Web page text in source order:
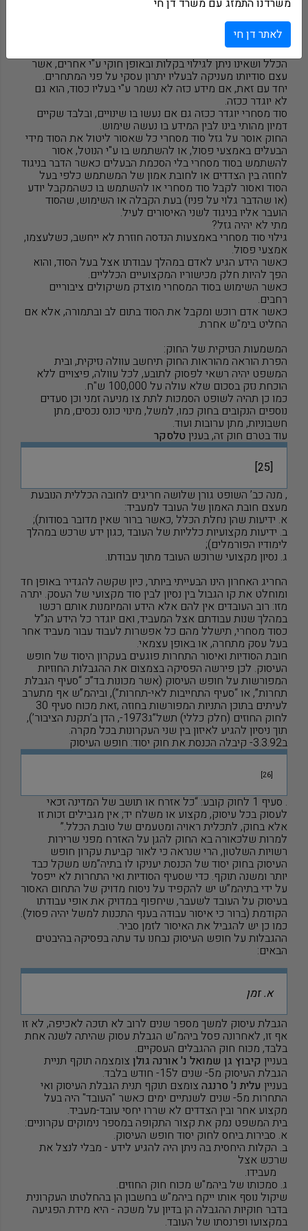
גזל סוד מסחרי:
"סוד מסחרי" מוגדר בחוק כמידע עסקי מכל סוג שאינו נחלת
הכלל ושאינו ניתן לגילוי בקלות ובאופן חוקי ע"י אחרים, אשר
עצם סודיותו מעניקה לבעליו יתרון עסקי על פני המתחרים.
יחד עם זאת, אם מידע כזה לא נשמר ע"י בעליו כסוד, הוא גם
לא יוגדר ככזה.
סוד מסחרי יוגדר ככזה גם אם נעשו בו שינויים, ובלבד שקיים
דמיון מהותי בינו לבין המידע בו נעשה שימוש.
החוק אוסר על גזל סוד מסחרי כל שאסור ליטול את הסוד מידי
הבעלים באמצעי פסול, או להשתמש בו ע"י הנוטל, אסור
להשתמש בסוד מסחרי בלי הסכמת הבעלים כאשר הדבר בניגוד
לחוזה בין הצדדים או לחובת אמון של המשתמש כלפי בעל
הסוד ואסור לקבל סוד מסחרי או להשתמש בו כשהמקבל יודע
(או שהדבר גלוי על פניו) בעת הקבלה או השימוש, שהסוד
הועבר אליו בניגוד לשני האיסורים לעיל.
מתי לא יהיה גזל?
גילוי סוד מסחרי באמצעות הנדסה חוזרת לא ייחשב, כשלעצמו,
אמצעי פסול.
כאשר הידע הגיע לאדם במהלך עבודתו אצל בעל הסוד, והוא
הפך להיות חלק מכישוריו המקצועיים הכלליים.
כאשר השימוש בסוד המסחרי מוצדק משיקולים ציבוריים
רחבים.
כאשר אדם רוכש ומקבל את הסוד בתום לב ובתמורה, אלא אם
החליט בימ"ש אחרת.
המשמעות הנזיקית של החוק:
הפרת הוראה מהוראות החוק תיחשב עוולה נזיקית, ובית
המשפט יהיה רשאי לפסוק לתובע, לכל עוולה, פיצויים ללא
הוכחת נזק בסכום שלא עולה על 100,000 ש"ח.
כמו כן תהיה לשופט הסמכות לתת צו מניעה זמני וכן סעדים
נוספים הנקובים בחוק כמו, למשל, מינוי כונס נכסים, מתן
חשבוניות, מתן ערובות ועוד.
עוד בטרם חוק זה, בענין טלסקר
[25]
, מנה כב’ השופט גורן שלושה חריגים לחובה הכללית הנובעת
מעצם חובת האמון של העובד למעביד:
א. ידיעות שהן נחלת הכלל ,כאשר ברור שאין מדובר בסודות);
ב. ידיעות מקצועיות כלליות של העובד ,כגון ידע שרכש במהלך
לימודיו הפורמלים);
ג. נסיון מקצועי שרוכש העובד מתוך עבודתו.
החריג האחרון הינו הבעייתי ביותר, כיון שקשה להגדיר באופן חד
ומוחלט את קו הגבול בין נסיון לבין סוד מקצועי של העסק. יתרה
מזו: רוב העובדים אין להם אלא הידע והמיומנות אותם רכשו
במהלך שנות עבודתם אצל המעביד, ואם יוגדר כל הידע הנ”ל
כסוד מסחרי, תישלל מהם כל אפשרות לעבוד עבור מעביד אחר
בעל עסק מתחרה, או באופן עצמאי.
חובת הסודיות ואיסור התחרות פוגעים בעקרון היסוד של חופש
העיסוק. לכן פירשה הפסיקה בצמצום את ההגבלות החוזיות
המפורשות על חופש העיסוק (אשר מכונות בד”כ “סעיף הגבלת
תחרות”, או “סעיף התחייבות לאי-תחרות”), וביהמ”ש אף מתערב
לעיתים בתוכן התניות המפורשות בחוזה ,זאת מכוח סעיף 30
לחוק החוזים (חלק כללי) תשל”ג1973-, הדן ב’תקנת הציבור’),
תוך ניסיון להגיע לאיזון בין שני העקרונות בכל מקרה.
ב3.3.92- קיבלה הכנסת את חוק יסוד: חופש העיסוק
[26]
. סעיף 1 לחוק קובע: “כל אזרח או תושב של המדינה זכאי
לעסוק בכל עיסוק, מקצוע או משלח יד; אין מגבילים זכות זו
אלא בחוק, לתכלית ראויה ומטעמים של טובת הכלל.”
למרות שלכאורה בא החוק להגן על האזרח מפני שרירות
רשויות השלטון, הרי שנראה כי לאור קביעת עקרון חופש
העיסוק בחוק יסוד של הכנסת יעניקו לו בתיה”מש משקל כבד
יותר ומשנה תוקף. כדי שסעיף הסודיות ואי התחרות לא ייפסל
על ידי בתיהמ”ש יש להקפיד על ניסוח מדויק של התחום האסור
בעיסוק על העובד לשעבר, שיחפוף במדויק את אופי עבודתו
הקודמת (ברור כי איסור עבודה בענף התכנות למשל יהיה פסול).
כמו כן יש להגביל את האיסור לזמן סביר.
ההגבלות על חופש העיסוק נבחנו עד עתה בפסיקה בהיבטים
הבאים:
א. זמן
הגבלת עיסוק למשך מספר שנים לרוב לא תזכה לאכיפה, לא זו
אף זו, לאחרונה פסל ביהמ"ש הגבלת עסוק שהיתה לשנה אחת
בלבד, מכוח חוק ההגבלים העסקיים.
בעניין קיבוץ גן שמואל נ' אורנה גולן צומצמה תוקף תניית
הגבלת העיסוק מ5- שנים ל15- חודש בלבד.
בעניין עלית נ' סרנגה צומצם תוקף תנית הגבלת העיסוק ואי
התחרות מ5- שנים לשנתיים ימים כאשר "העובד" היה בעל
מקצוע אחר ובין הצדדים לא שררו יחסי עובד-מעביד.
בית המשפט נמק את קצור התקופה במספר נימוקים עקרוניים:
א. סבירות ביחס לחוק יסוד חופש העיסוק.
ב. הקלות היחסית בה ניתן היה להגיע לידע - מבלי לנצל את
שרכש אצל
מעבידו.
ג. סמכותו של ביהמ"ש מכוח חוק החוזים.
שיקול נוסף אותו ייקח ביהמ"ש בחשבון הן בהחלטתו העקרונית
בדבר חוקיות ההגבלה הן בדיון על משכה - היא מידת הפגיעה
במקצועו ופרנסתו של העובד.
לאתר דן חי